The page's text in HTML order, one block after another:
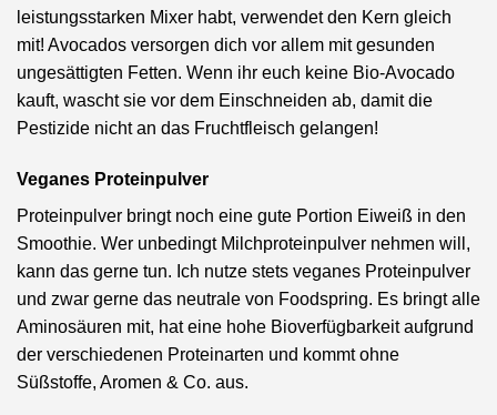
leistungsstarken Mixer habt, verwendet den Kern gleich
mit! Avocados versorgen dich vor allem mit gesunden
ungesättigten Fetten. Wenn ihr euch keine Bio-Avocado
kauft, wascht sie vor dem Einschneiden ab, damit die
Pestizide nicht an das Fruchtfleisch gelangen!
Veganes Proteinpulver
Proteinpulver bringt noch eine gute Portion Eiweiß in den
Smoothie. Wer unbedingt Milchproteinpulver nehmen will,
kann das gerne tun. Ich nutze stets veganes Proteinpulver
und zwar gerne das neutrale von Foodspring. Es bringt alle
Aminosäuren mit, hat eine hohe Bioverfügbarkeit aufgrund
der verschiedenen Proteinarten und kommt ohne
Süßstoffe, Aromen & Co. aus.